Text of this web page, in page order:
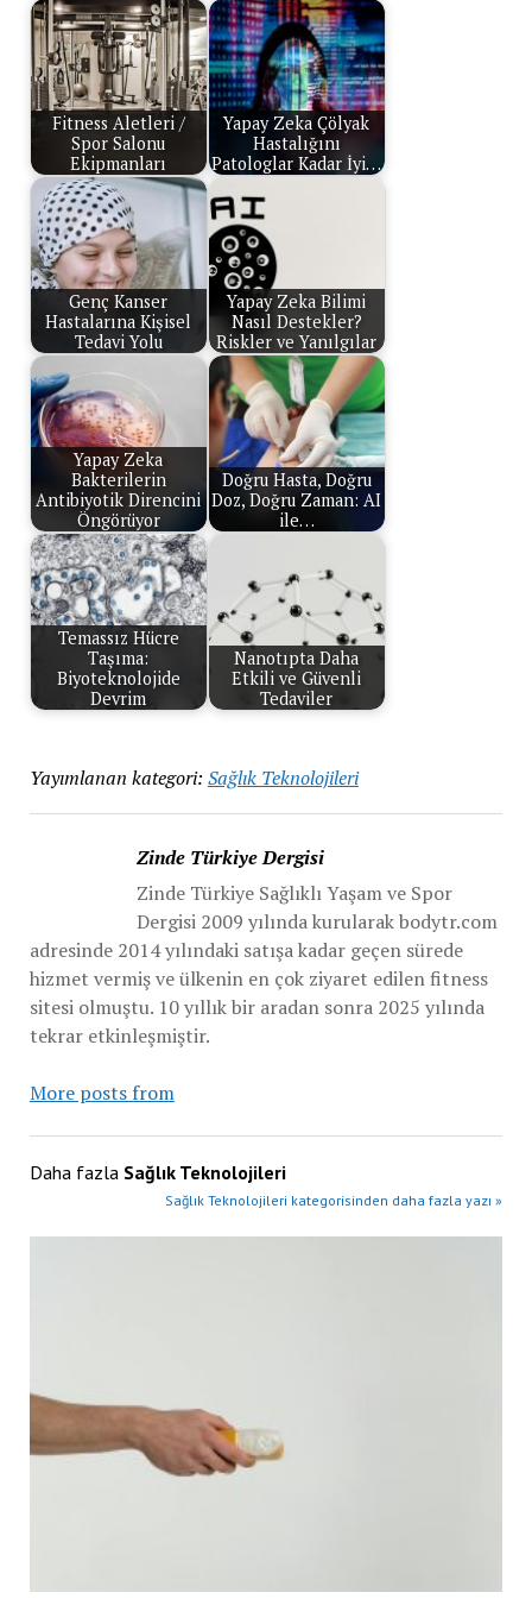
Fitness Aletleri /
Spor Salonu
Ekipmanları
Yapay Zeka Çölyak
Hastalığını
Patologlar Kadar İyi…
Genç Kanser
Hastalarına Kişisel
Tedavi Yolu
Yapay Zeka Bilimi
Nasıl Destekler?
Riskler ve Yanılgılar
Yapay Zeka
Bakterilerin
Antibiyotik Direncini
Öngörüyor
Doğru Hasta, Doğru
Doz, Doğru Zaman: AI
ile…
Temassız Hücre
Taşıma:
Biyoteknolojide
Devrim
Nanotıpta Daha
Etkili ve Güvenli
Tedaviler
Yayımlanan kategori: Sağlık Teknolojileri
Zinde Türkiye Dergisi
Zinde Türkiye Sağlıklı Yaşam ve Spor
Dergisi 2009 yılında kurularak bodytr.com
adresinde 2014 yılındaki satışa kadar geçen sürede
hizmet vermiş ve ülkenin en çok ziyaret edilen fitness
sitesi olmuştu. 10 yıllık bir aradan sonra 2025 yılında
tekrar etkinleşmiştir.
More posts from
Daha fazla Sağlık Teknolojileri
Sağlık Teknolojileri kategorisinden daha fazla yazı »